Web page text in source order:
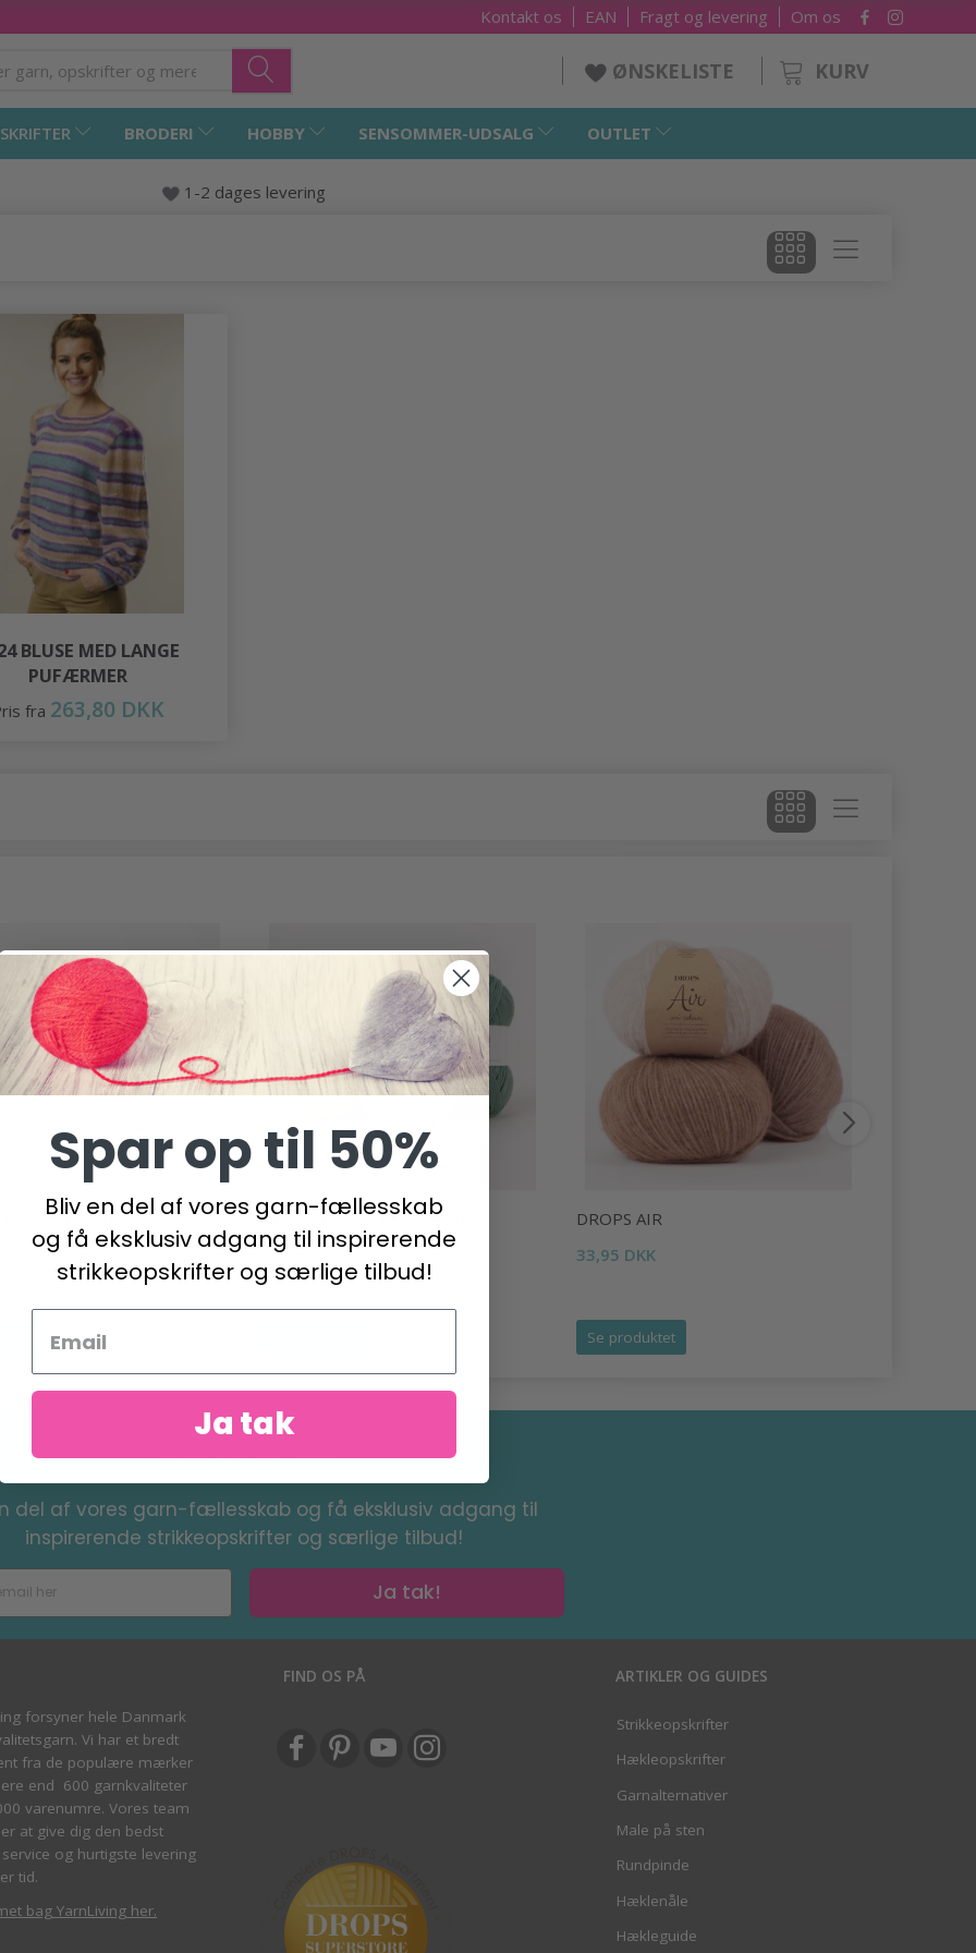
Om os
Fragt og levering
EAN
Kontakt os
KURV
ØNSKELISTE
BRODERI HOBBY SENSOMMER-UDSALG OUTLET
1-2 dages levering
BLUSE MED LANGE
PUFÆRMER
fra 263,80 DKK
BABY MERINO
DROPS MERINO EXTRA FINE
24,95 DKK
DROPS AIR
33,95 DKK
Se produktet
Spar op til 50%
del af vores garn-fællesskab og få eksklusiv adgang til
inspirerende strikkeopskrifter og særlige tilbud!
Ja tak!
forsyner hele Danmark
Vi har et bredt
fra de populære mærker
end 600 garnkvaliteter
varenumre. Vores team
at give dig den bedst
og hurtigste levering
tid.
bag YarnLiving her.
FIND OS PÅ ARTIKLER OG GUIDES
Strikkeopskrifter
Hækleopskrifter
Garnalternativer
Male på sten
Rundpinde
Hæklenåle
Hækleguide
Spar op til 50%
Bliv en del af vores garn-fællesskab
og få eksklusiv adgang til inspirerende
strikkeopskrifter og særlige tilbud!
Ja tak